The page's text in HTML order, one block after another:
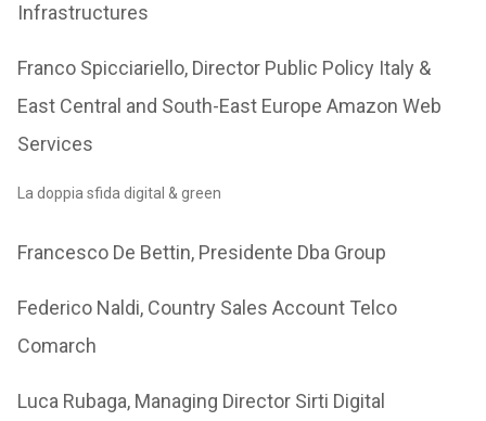
Infrastructures
Franco Spicciariello, Director Public Policy Italy &
East Central and South-East Europe Amazon Web
Services
La doppia sfida digital & green
Francesco De Bettin, Presidente Dba Group
Federico Naldi, Country Sales Account Telco
Comarch
Luca Rubaga, Managing Director Sirti Digital